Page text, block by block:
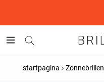
startpagina Zonnebrillen